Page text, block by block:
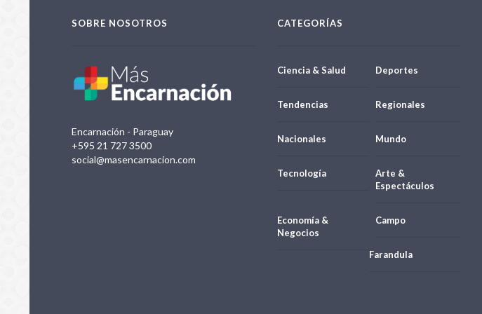
SOBRE NOSOTROS
Encarnación - Paraguay
+595 21 727 3500
social@masencarnacion.com
CATEGORÍAS
Ciencia & Salud Deportes
Tendencias Regionales
Nacionales Mundo
Tecnología
Arte &
Espectáculos
Economía &
Negocios
Campo
Farandula